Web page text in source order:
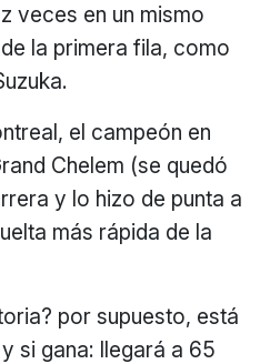
veces en un mismo
la primera fila, como
el campeón en
Chelem (se quedó
y lo hizo de punta a
más rápida de la
por supuesto, está
si gana: llegará a 65